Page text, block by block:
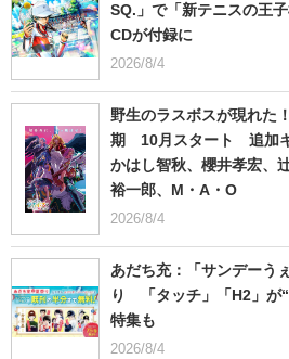
SQ.」で「新テニスの王
CDが付録に
2026/8/4
野生のラスボスが現れた
期 10月スタート 追加
かはし智秋、櫻井孝宏、
裕一郎、M・A・O
2026/8/4
あだち充：「サンデーう
り 「タッチ」「H2」が
特集も
2026/8/4